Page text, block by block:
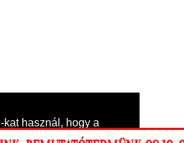
használ, hogy a
nyújtsa honlapunkon.